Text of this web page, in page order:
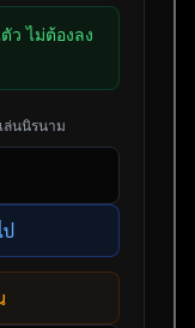
ว ไม่ต้องลง
ล่นนิรนาม
ป